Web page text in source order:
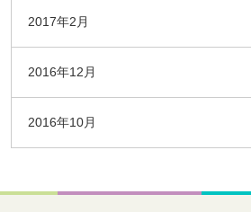
2017年2月
2016年12月
2016年10月